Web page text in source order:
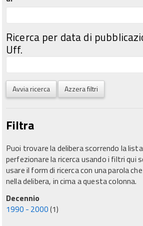
Ricerca per data di
Uff.
Avvia ricerca Azzera filtri
Filtra
Puoi trovare la delibera scorrendo la
perfezionare la ricerca usando i filtri qui
usare il form di ricerca con una parola
nella delibera, in cima a questa colonna.
Decennio
1990 - 2000(1)